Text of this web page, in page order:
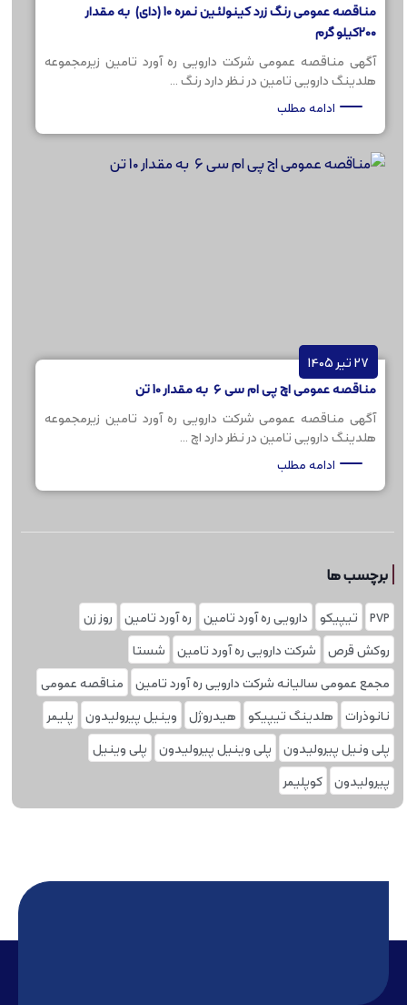
مناقصه عمومی رنگ زرد کینولئین نمره 10 (دای) به مقدار
200کیلو گرم
آگهی مناقصه عمومی شرکت دارویی ره آورد تامین زیرمجموعه
هلدینگ دارویی تامین در نظر دارد رنگ ...
ادامه مطلب
27 تیر 1405
مناقصه عمومی اچ پی ام سی 6 به مقدار 10 تن
آگهی مناقصه عمومی شرکت دارویی ره آورد تامین زیرمجموعه
هلدینگ دارویی تامین در نظر دارد اچ ...
ادامه مطلب
برچسب ها
PVP تیپیکو دارویی ره آورد تامین ره آورد تامین
روز زن
روکش قرص
شرکت دارویی ره آورد تامین
شستا
مجمع عمومی سالیانه شرکت دارویی ره آورد تامین
مناقصه عمومی
نانوذرات
هلدینگ تیپیکو هیدروژل وینیل پیرولیدون
پلیمر
پلی ونیل پیرولیدون
پلی وینیل پیرولیدون
پلی‌ وینیل
پیرولیدون
کوپلیمر